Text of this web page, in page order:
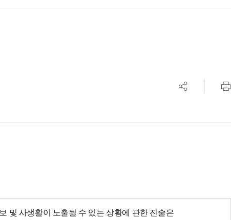
공유하기
및 사생활이 노출될 수 있는 상황에 관한 진술은